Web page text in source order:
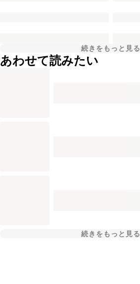
続きをもっと見る
あわせて読みたい
続きをもっと見る